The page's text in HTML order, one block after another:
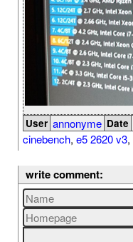
User annonyme Date
cinebench, e5 2620 v3,
write comment: